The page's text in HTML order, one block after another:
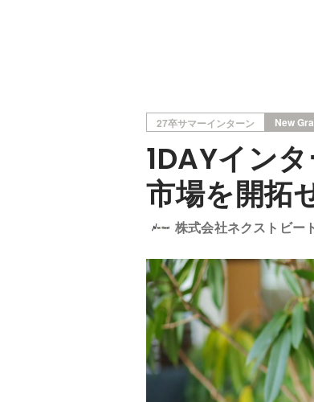
27卒サマーインターン New
1DAYイン
市場を開拓
株式会社ネクストビー